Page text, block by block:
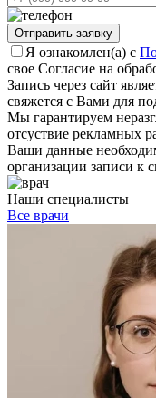
Отправить заявку
Я ознакомлен(а) с
свое Согласие на
Запись через сайт
свяжется с Вами для
Мы гарантируем
отсуствие рекламных
Ваши данные
организации записи к
Наши специалисты
Все врачи